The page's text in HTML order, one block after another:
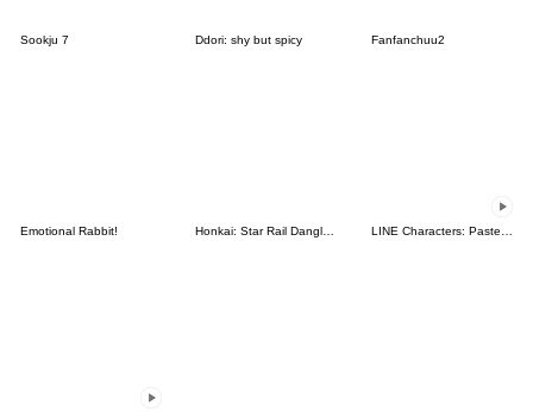
Sookju 7 Ddori: shy but spicy Fanfanchuu2
Emotional Rabbit!